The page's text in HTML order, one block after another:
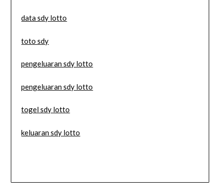
data sdy lotto
toto sdy
pengeluaran sdy lotto
pengeluaran sdy lotto
togel sdy lotto
keluaran sdy lotto